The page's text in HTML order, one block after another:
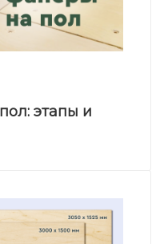
этапы и